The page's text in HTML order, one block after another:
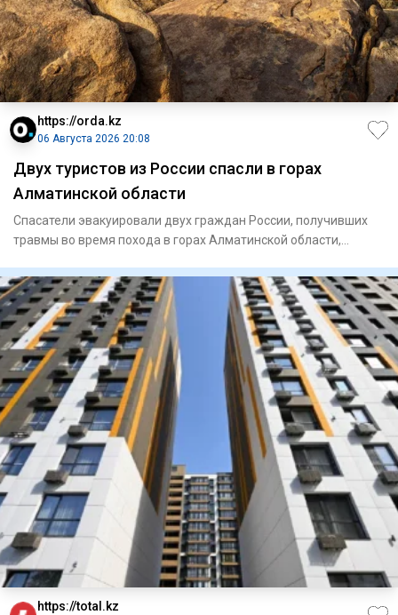
https://orda.kz
06 Августа 2026 20:08
Двух туристов из России спасли в горах
Алматинской области
Спасатели эвакуировали двух граждан России, получивших
травмы во время похода в горах Алматинской области,
https://total.kz